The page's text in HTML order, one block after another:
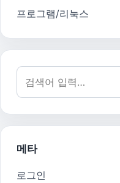
프로그램/리눅스
검색어:
메타
로그인